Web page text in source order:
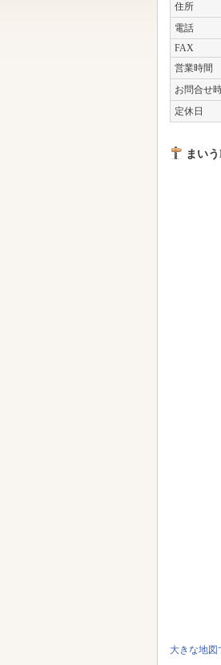
住所
電話
FAX
営業時間
お問合せ
定休日
まい
大きな地図